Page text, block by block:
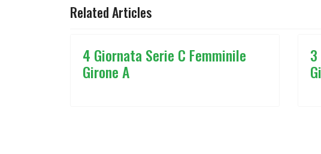
Related Articles
4 Giornata Serie C Femminile
Girone A